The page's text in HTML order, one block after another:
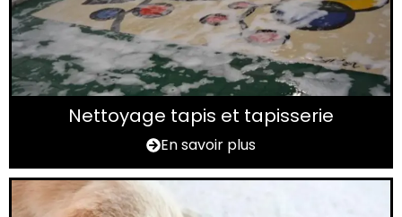
Nettoyage tapis et tapisserie
En savoir plus